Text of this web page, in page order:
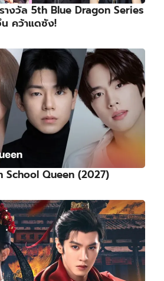
างวัล 5th Blue Dragon Series
คว้าแดซัง!
School Queen (2027)